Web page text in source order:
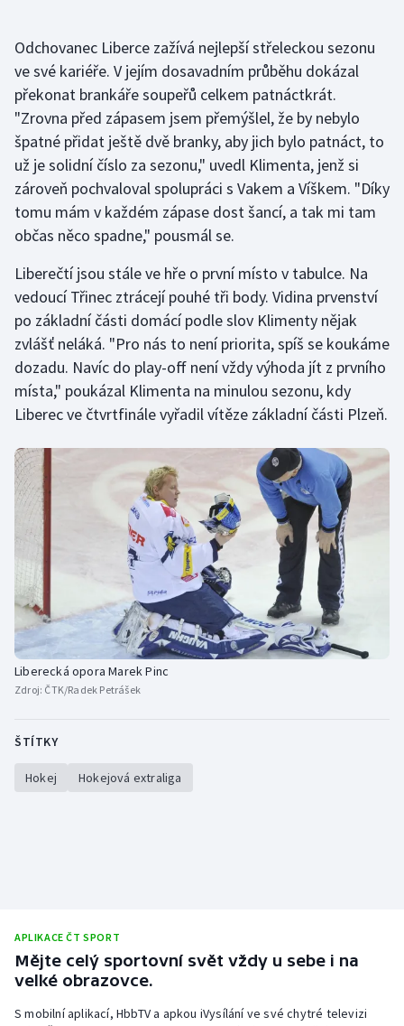
Plavání
Plážový volejbal
Ragby
Rychlobruslení
Rychlostní kanoistika
Short track
Sportovní střelba
Stolní tenis
Triatlon
Veslování
Vodní slalom
Ostatní
Odchovanec Liberce zažívá nejlepší střeleckou sezonu
ve své kariéře. V jejím dosavadním průběhu dokázal
překonat brankáře soupeřů celkem patnáctkrát.
"Zrovna před zápasem jsem přemýšlel, že by nebylo
špatné přidat ještě dvě branky, aby jich bylo patnáct, to
už je solidní číslo za sezonu," uvedl Klimenta, jenž si
zároveň pochvaloval spolupráci s Vakem a Víškem. "Díky
tomu mám v každém zápase dost šancí, a tak mi tam
občas něco spadne," pousmál se.
Liberečtí jsou stále ve hře o první místo v tabulce. Na
vedoucí Třinec ztrácejí pouhé tři body. Vidina prvenství
po základní části domácí podle slov Klimenty nějak
zvlášť neláká. "Pro nás to není priorita, spíš se koukáme
dozadu. Navíc do play-off není vždy výhoda jít z prvního
místa," poukázal Klimenta na minulou sezonu, kdy
Liberec ve čtvrtfinále vyřadil vítěze základní části Plzeň.
Liberecká opora Marek Pinc
Zdroj: ČTK/Radek Petrášek
ŠTÍTKY
Hokej Hokejová extraliga
APLIKACE ČT SPORT
Mějte celý sportovní svět vždy u sebe i na
velké obrazovce.
S mobilní aplikací, HbbTV a apkou iVysílání ve své chytré televizi